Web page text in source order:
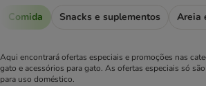
Comida Snacks e suplementos Areia
Aqui encontrará ofertas especiais e promoções nas
gato e acessórios para gato. As ofertas especiais só
para uso doméstico.